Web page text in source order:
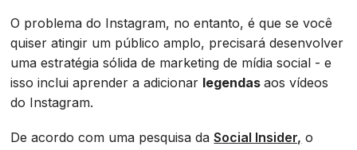
O problema do Instagram, no entanto, é que se você
quiser atingir um público amplo, precisará desenvolver
uma estratégia sólida de marketing de mídia social - e
isso inclui aprender a adicionar legendasaos vídeos
do Instagram.
De acordo com uma pesquisa daSocial Insider, o